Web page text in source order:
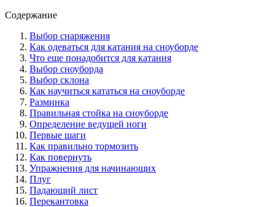
Содержание
Выбор снаряжения
Как одеваться для катания на сноуборде
Что еще понадобится для катания
Выбор сноуборда
Выбор склона
Как научиться кататься на сноуборде
Разминка
Правильная стойка на сноуборде
Определение ведущей ноги
Первые шаги
Как правильно тормозить
Как повернуть
Упражнения для начинающих
Плуг
Падающий лист
Перекантовка